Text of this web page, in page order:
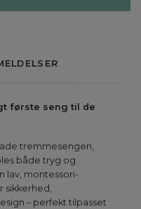
første seng til de
tremmesengen,
både tryg og
lav, montessori-
– perfekt tilpasset